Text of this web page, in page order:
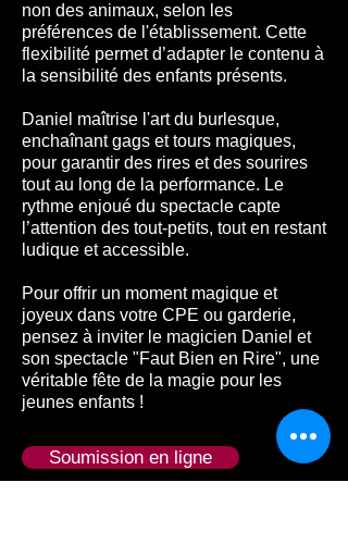
non des animaux, selon les
préférences de l'établissement. Cette
flexibilité permet d’adapter le contenu à
la sensibilité des enfants présents.
Daniel maîtrise l'art du burlesque,
enchaînant gags et tours magiques,
pour garantir des rires et des sourires
tout au long de la performance. Le
rythme enjoué du spectacle capte
l’attention des tout-petits, tout en restant
ludique et accessible.
Pour offrir un moment magique et
joyeux dans votre CPE ou garderie,
pensez à inviter le magicien Daniel et
son spectacle "Faut Bien en Rire", une
véritable fête de la magie pour les
jeunes enfants !
Soumission en ligne